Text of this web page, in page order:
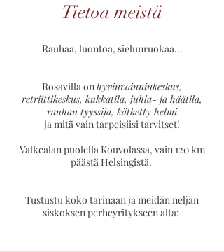
Tietoa meistä
Rauhaa, luontoa, sielunruokaa...
Rosavilla on hyvinvoinninkeskus,
retriittikeskus, kukkatila, juhla- ja häätila,
rauhan tyyssija, kätketty helmi
ja mitä vain tarpeisiisi tarvitset!
Valkealan puolella Kouvolassa, vain 120 km
päästä Helsingistä.
Tustustu koko tarinaan ja meidän neljän
siskoksen perheyritykseen alta: